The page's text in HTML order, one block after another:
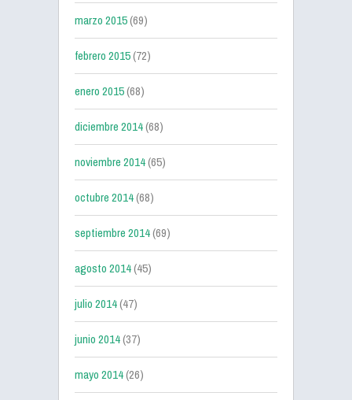
marzo 2015(69)
febrero 2015(72)
enero 2015(68)
diciembre 2014(68)
noviembre 2014(65)
octubre 2014(68)
septiembre 2014(69)
agosto 2014(45)
julio 2014(47)
junio 2014(37)
mayo 2014(26)